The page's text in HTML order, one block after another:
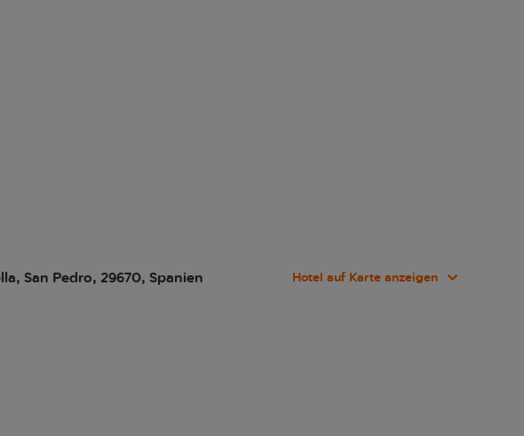
San Pedro, 29670, Spanien Hotel auf Karte anzeigen